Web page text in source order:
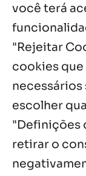
você terá
"Rejeitar
cookies
necessários
escolher
"Definições
retirar o
Oito
com
6
Notícias